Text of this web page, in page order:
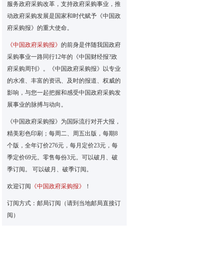
服务政府采购改革，支持政府采购事业，推
动政府采购发展是国家和时代赋予《中国政
府采购报》的重大使命。
《中国政府采购报》 的前身是伴随我国政府
采购事业一路同行12年的《中国财经报?政
府采购周刊》。《中国政府采购报》以专业
的水准、丰富的资讯、及时的报道、权威的
影响，与您一起把握和感受中国政府采购发
展事业的脉搏与动向。
《中国政府采购报》为国际流行对开大报，
精美彩色印刷；每周二、周五出版，每期8
个版，全年订价276元，每月定价23元，每
季定价69元。零售每份3元。可以破月、破
季订阅。 可以破月、破季订阅。
欢迎订阅 《中国政府采购报》 ！
订阅方式：邮局订阅（请到当地邮局直接订
阅）